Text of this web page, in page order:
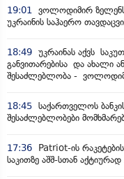
19:01
ვოლოდიმირ
უკრაინის საჰაერო
18:49 უკრაინას აქვს
განვითარებისა და ახალი
შესაძლებლობა -
18:45 საქართველოს
შესაძლებლობები
17:36
Patriot-ის
საკითზე აშშ-სთან